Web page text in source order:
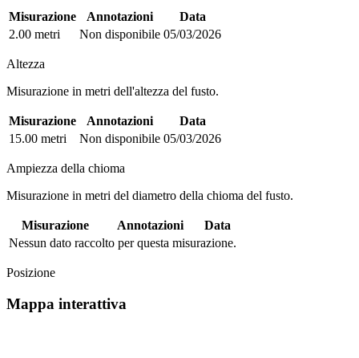
Misurazione Annotazioni
Data
2.00 metri
Non disponibile 05/03/2026
Altezza
Misurazione in metri dell'altezza del fusto.
Misurazione Annotazioni
Data
15.00 metri
Non disponibile 05/03/2026
Ampiezza della chioma
Misurazione in metri del diametro della chioma del fusto.
Misurazione Annotazioni
Data
Nessun dato raccolto per questa misurazione.
Posizione
Mappa interattiva